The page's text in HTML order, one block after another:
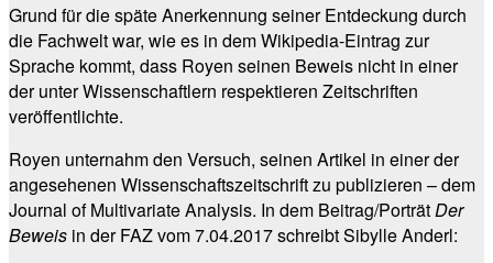
Grund für die späte Anerkennung seiner Entdeckung durch
die Fachwelt war, wie es in dem Wikipedia-Eintrag zur
Sprache kommt, dass Royen seinen Beweis nicht in einer
der unter Wissenschaftlern respektieren Zeitschriften
veröffentlichte.
Royen unternahm den Versuch, seinen Artikel in einer der
angesehenen Wissenschaftszeitschrift zu publizieren – dem
Journal of Multivariate Analysis. In dem Beitrag/PorträtDer
Beweis in der FAZ vom 7.04.2017 schreibt Sibylle Anderl: